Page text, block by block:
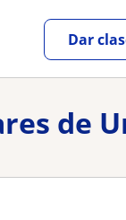
Dar
de